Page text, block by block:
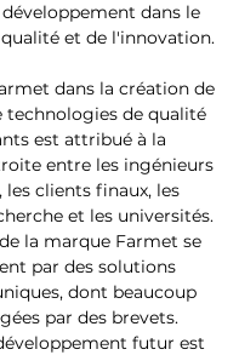
dans le
et de l'innovation.
dans la création de
technologies de qualité
est attribué à la
entre les ingénieurs
les clients finaux, les
et les universités.
la marque Farmet se
par des solutions
dont beaucoup
par des brevets.
futur est